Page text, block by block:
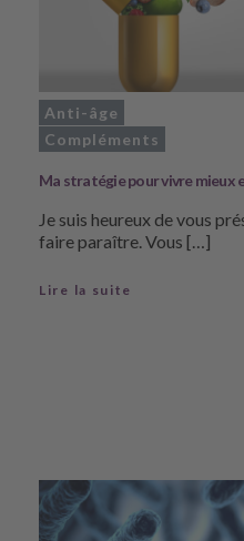
Anti-âge
Compléments
Ma stratégie pour vivre mieux
Je suis heureux de vous
faire paraître. Vous […]
Lire la suite